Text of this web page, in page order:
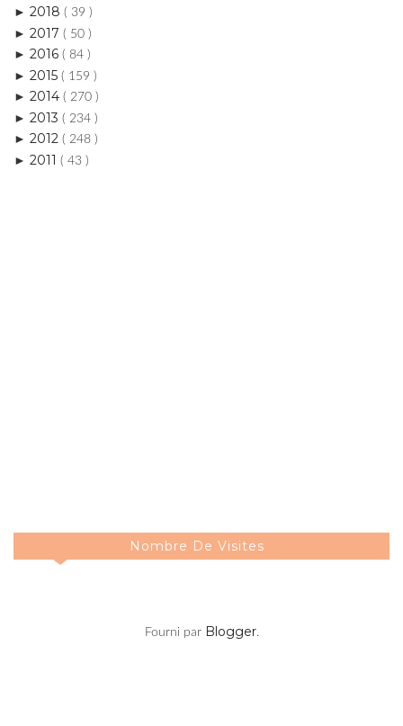
► 2018 ( 39 )
► 2017 ( 50 )
► 2016 ( 84 )
► 2015 ( 159 )
► 2014 ( 270 )
► 2013 ( 234 )
► 2012 ( 248 )
► 2011 ( 43 )
Nombre De Visites
Fourni par Blogger.